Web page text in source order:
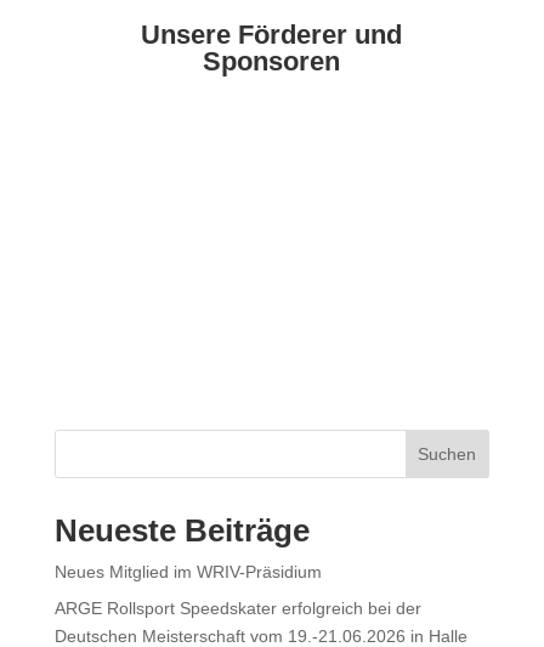
Unsere Förderer und
Sponsoren
Suchen
Neueste Beiträge
Neues Mitglied im WRIV-Präsidium
ARGE Rollsport Speedskater erfolgreich bei der
Deutschen Meisterschaft vom 19.-21.06.2026 in Halle